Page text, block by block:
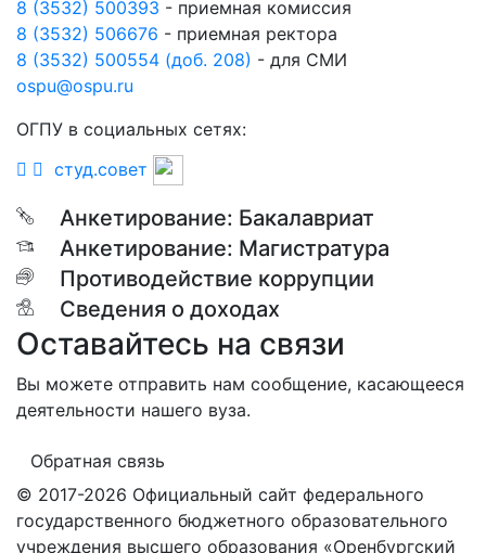
8 (3532) 500393 - приемная комиссия
8 (3532) 506676 - приемная ректора
8 (3532) 500554 (доб. 208) - для СМИ
ospu@ospu.ru
ОГПУ в социальных сетях:
студ.совет
Анкетирование: Бакалавриат
Анкетирование: Магистратура
Противодействие коррупции
Сведения о доходах
Оставайтесь на связи
Вы можете отправить нам сообщение, касающееся
деятельности нашего вуза.
Обратная связь
© 2017-2026 Официальный сайт федерального
государственного бюджетного образовательного
учреждения высшего образования «Оренбургский